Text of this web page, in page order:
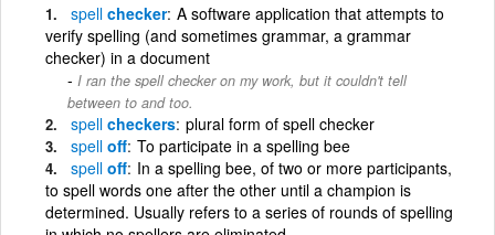
spell checker A software application that attempts to
verify spelling (and sometimes grammar, a grammar
checker) in a document
I ran the spell checker on my work, but it couldn't tell
between to and too.
spell checkers plural form of spell checker
spell off To participate in a spelling bee
spell off In a spelling bee, of two or more participants,
to spell words one after the other until a champion is
determined. Usually refers to a series of rounds of spelling